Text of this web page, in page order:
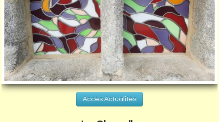
Accès Actualités